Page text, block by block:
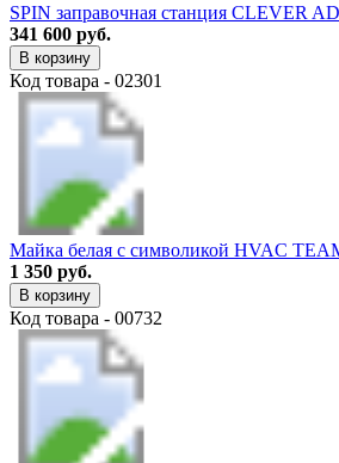
SPIN заправочная станция CLEVER
341 600 руб.
В корзину
Код товара - 02301
Майка белая с символикой HVAC
1 350 руб.
В корзину
Код товара - 00732